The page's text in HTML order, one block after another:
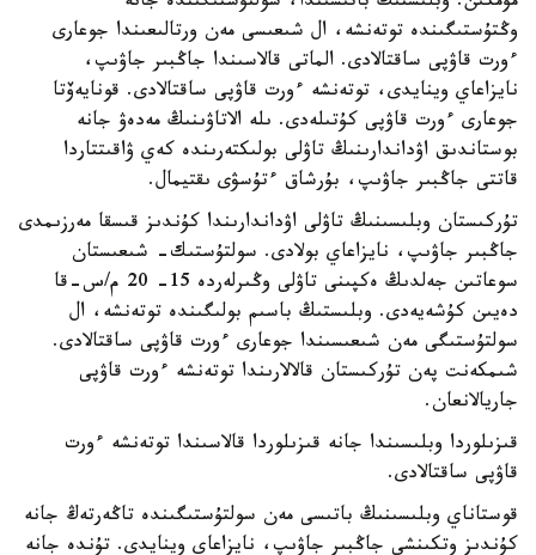
وڭتۇستىگىندە توتەنشە، ال شىعىسى مەن ورتالىعىندا جوعارى
ءورت قاۋپى ساقتالادى. الماتى قالاسىندا جاڭبىر جاۋىپ،
نايزاعاي وينايدى، توتەنشە ءورت قاۋپى ساقتالادى. قونايەۆتا
جوعارى ءورت قاۋپى كۇتىلەدى. ىلە الاتاۋىنىڭ مەدەۋ جانە
بوستاندىق اۋداندارىنىڭ تاۋلى بولىكتەرىندە كەي ۋاقىتتاردا
قاتتى جاڭبىر جاۋىپ، بۇرشاق ءتۇسۋى ىقتيمال.
تۇركىستان وبلىسىنىڭ تاۋلى اۋداندارىندا كۇندىز قىسقا مەرزىمدى
جاڭبىر جاۋىپ، نايزاعاي بولادى. سولتۇستىك- شىعىستان
سوعاتىن جەلدىڭ ەكپىنى تاۋلى وڭىرلەردە 15- 20 م/س-قا
دەيىن كۇشەيەدى. وبلىستىڭ باسىم بولىگىندە توتەنشە، ال
سولتۇستىگى مەن شىعىسىندا جوعارى ءورت قاۋپى ساقتالادى.
شىمكەنت پەن تۇركىستان قالالارىندا توتەنشە ءورت قاۋپى
جاريالانعان.
قىزىلوردا وبلىسىندا جانە قىزىلوردا قالاسىندا توتەنشە ءورت
قاۋپى ساقتالادى.
قوستاناي وبلىسىنىڭ باتىسى مەن سولتۇستىگىندە تاڭەرتەڭ جانە
كۇندىز وتكىنشى جاڭبىر جاۋىپ، نايزاعاي وينايدى. تۇندە جانە